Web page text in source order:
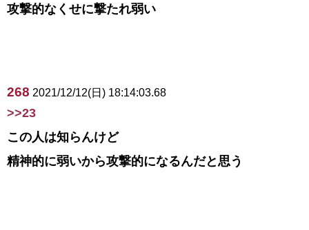
攻撃的なくせに撃たれ弱い
268 2021/12/12(日) 18:14:03.68
>>23
この人は知らんけど
精神的に弱いから攻撃的になるんだと思う